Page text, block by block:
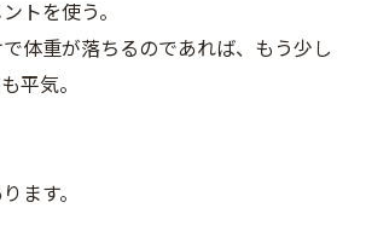
トを使う。
体重が落ちるのであれば、もう少し
平気。
ます。